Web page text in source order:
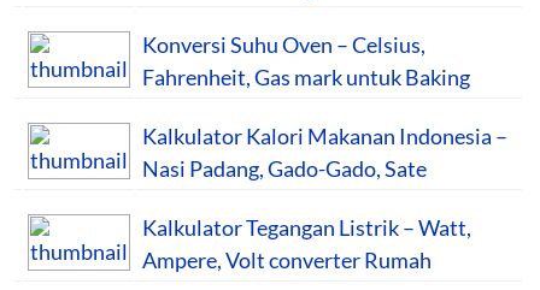
Konversi Suhu Oven – Celsius,
Fahrenheit, Gas mark untuk Baking
Kalkulator Kalori Makanan Indonesia –
Nasi Padang, Gado-Gado, Sate
Kalkulator Tegangan Listrik – Watt,
Ampere, Volt converter Rumah